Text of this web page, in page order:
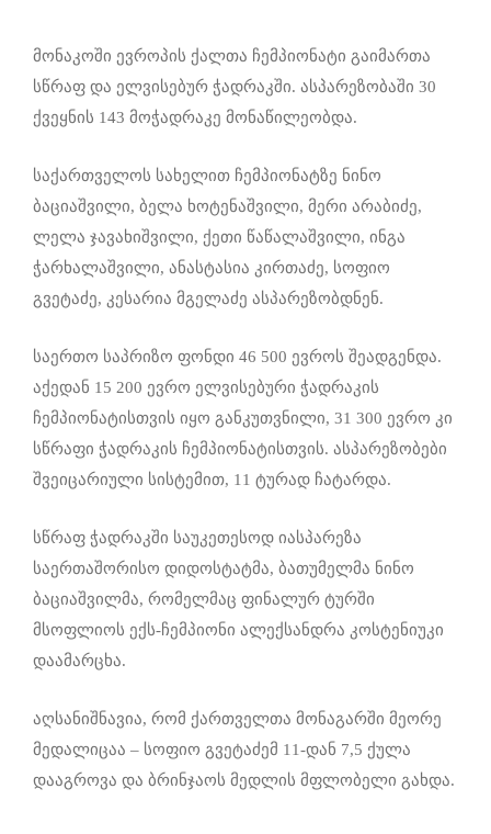
მონაკოში ევროპის ქალთა ჩემპიონატი გაიმართა
სწრაფ და ელვისებურ ჭადრაკში. ასპარეზობაში 30
ქვეყნის 143 მოჭადრაკე მონაწილეობდა.
საქართველოს სახელით ჩემპიონატზე ნინო
ბაციაშვილი, ბელა ხოტენაშვილი, მერი არაბიძე,
ლელა ჯავახიშვილი, ქეთი წაწალაშვილი, ინგა
ჭარხალაშვილი, ანასტასია კირთაძე, სოფიო
გვეტაძე, კესარია მგელაძე ასპარეზობდნენ.
საერთო საპრიზო ფონდი 46 500 ევროს შეადგენდა.
აქედან 15 200 ევრო ელვისებური ჭადრაკის
ჩემპიონატისთვის იყო განკუთვნილი, 31 300 ევრო კი
სწრაფი ჭადრაკის ჩემპიონატისთვის. ასპარეზობები
შვეიცარიული სისტემით, 11 ტურად ჩატარდა.
სწრაფ ჭადრაკში საუკეთესოდ იასპარეზა
საერთაშორისო დიდოსტატმა, ბათუმელმა ნინო
ბაციაშვილმა, რომელმაც ფინალურ ტურში
მსოფლიოს ექს-ჩემპიონი ალექსანდრა კოსტენიუკი
დაამარცხა.
აღსანიშნავია, რომ ქართველთა მონაგარში მეორე
მედალიცაა – სოფიო გვეტაძემ 11-დან 7,5 ქულა
დააგროვა და ბრინჯაოს მედლის მფლობელი გახდა.